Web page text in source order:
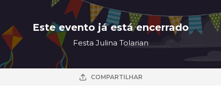
Este evento já está encerrado
Festa Julina Tolarian
COMPARTILHAR